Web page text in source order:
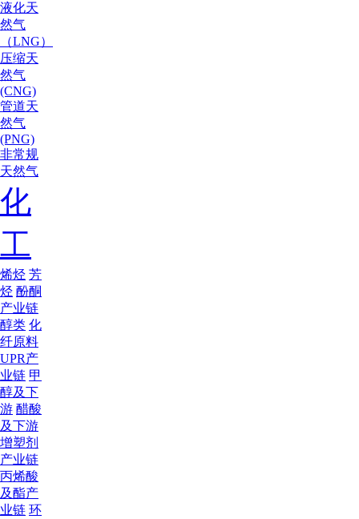
液化天
然气
（LNG）
压缩天
然气
(CNG)
管道天
然气
(PNG)
非常规
天然气
化
工
烯烃 芳
烃 酚酮
产业链
醇类 化
纤原料
UPR产
业链 甲
醇及下
游 醋酸
及下游
增塑剂
产业链
丙烯酸
及酯产
业链 环